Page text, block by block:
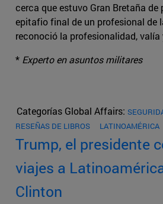
cerca que estuvo Gran Bretaña de
epitafio final de un profesional de
reconoció la profesionalidad, valía
* Experto en asuntos militares
Categorías Global Affairs:
RESEÑAS DE LIBROS
LATINOAMÉRICA
Trump, el presidente
viajes a
Clinton